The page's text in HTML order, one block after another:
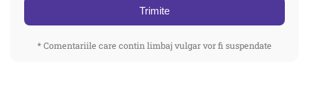
Trimite
* Comentariile care contin limbaj vulgar vor fi suspendate